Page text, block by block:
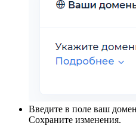
Введите в поле ваш
Сохраните изменения.